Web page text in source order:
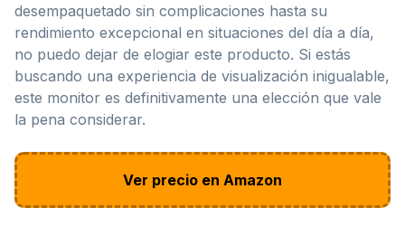
desempaquetado sin complicaciones hasta su
rendimiento excepcional en situaciones del día a día,
no puedo dejar de elogiar este producto. Si estás
buscando una experiencia de visualización inigualable,
este monitor es definitivamente una elección que vale
la pena considerar.
Ver precio en Amazon